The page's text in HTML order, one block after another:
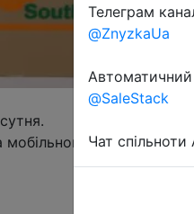
в телеграм
Телеграм
@ZnyzkaUa
@SaleStack
Чат спільноти